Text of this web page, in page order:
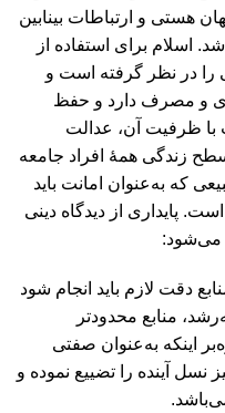
هستی و ارتباطات بینابین
اسلام برای استفاده از
را در نظر گرفته است و
و مصرف دارد و حفظ
ظرفیت آن، عدالت
زندگی همۀ افراد جامعه
که به‌عنوان امانت باید
پایداری از دیدگاه دینی
می‌شود:
دقت لازم باید انجام شود
منابع محدودتر
اینکه به‌عنوان صفتی
آینده را تضییع نموده و